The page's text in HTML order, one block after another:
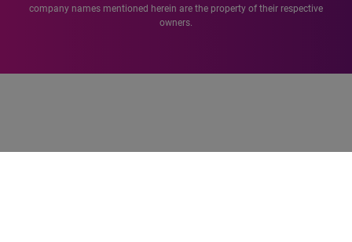
company names mentioned herein are the property of their respective
owners.